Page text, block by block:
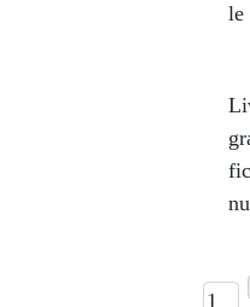
le